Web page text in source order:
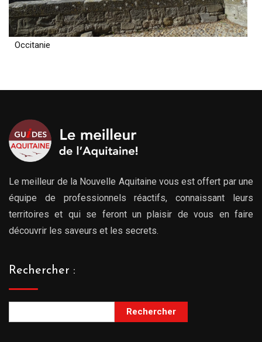
Occitanie
Le meilleur de la Nouvelle Aquitaine vous est offert par une
équipe de professionnels réactifs, connaissant leurs
territoires et qui se feront un plaisir de vous en faire
découvrir les saveurs et les secrets.
Rechercher :
Rechercher